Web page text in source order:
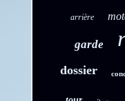
arrière
garde
dossier